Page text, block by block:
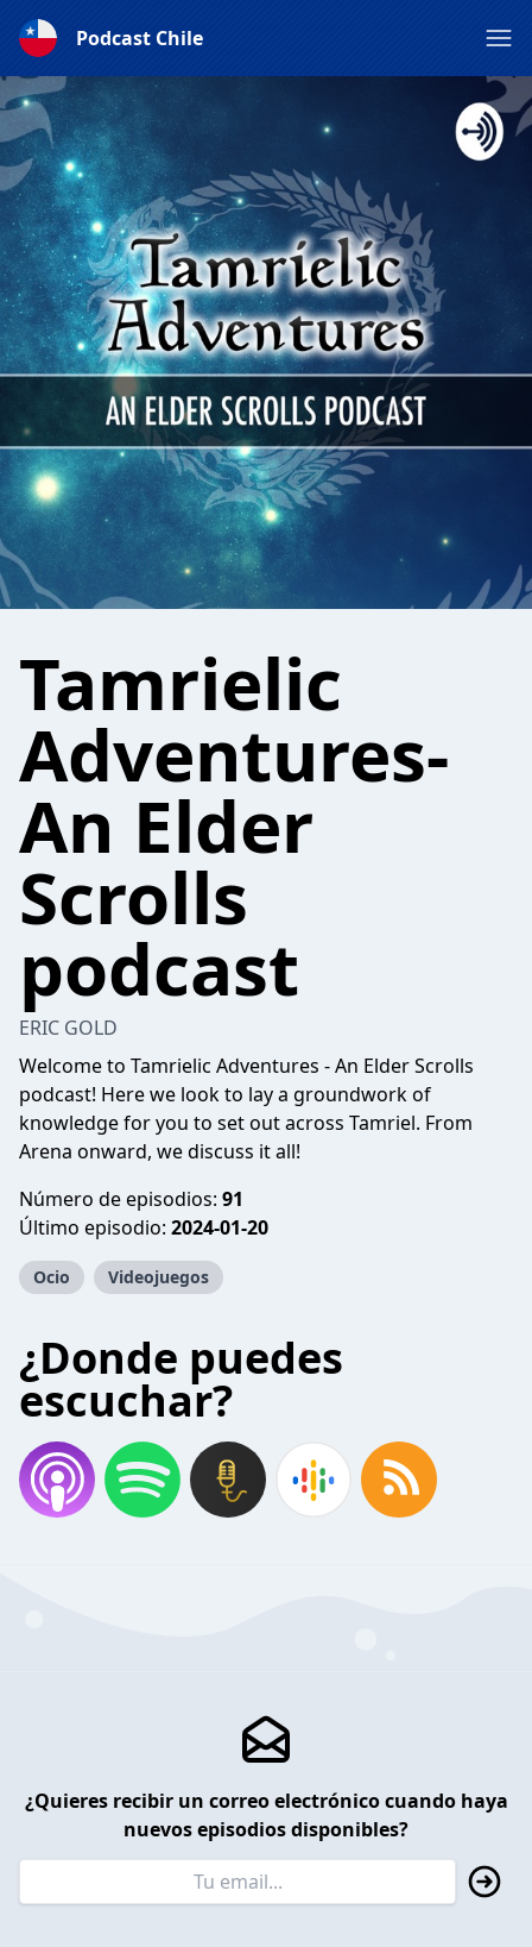
Podcast Chile
Tamrielic
Adventures-
An Elder
Scrolls
podcast
ERIC GOLD
Welcome to Tamrielic Adventures - An Elder Scrolls
podcast! Here we look to lay a groundwork of
knowledge for you to set out across Tamriel. From
Arena onward, we discuss it all!
Número de episodios: 91
Último episodio: 2024-01-20
Ocio Videojuegos
¿Donde puedes
escuchar?
¿Quieres recibir un correo electrónico cuando haya
nuevos episodios disponibles?